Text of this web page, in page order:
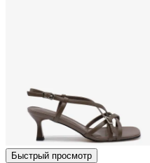
Быстрый просмотр